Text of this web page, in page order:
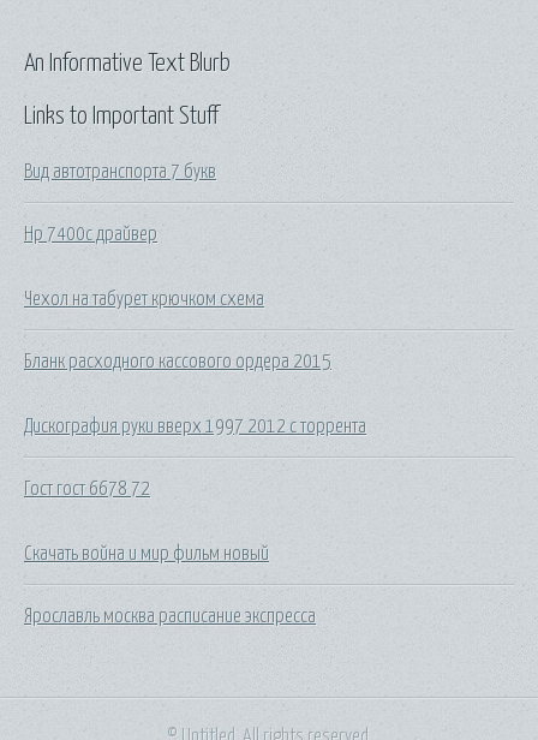
Links to Important Stuff
Вид автотранспорта 7 букв
Hp 7400c драйвер
Чехол на табурет крючком схема
Бланк расходного кассового ордера 2015
Дискография руки вверх 1997 2012 с торрента
Гост гост 6678 72
Скачать война и мир фильм новый
Ярославль москва расписание экспресса
An Informative Text Blurb
© Untitled. All rights reserved.